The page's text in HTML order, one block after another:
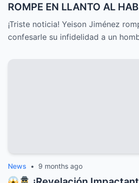
ROMPE EN LLANTO AL
DELICADO ESTADO DE
CONFESIÓN QUE HA
¡Triste noticia! Yeison Jiménez
confesarle su infidelidad a un
News • 9 months ago